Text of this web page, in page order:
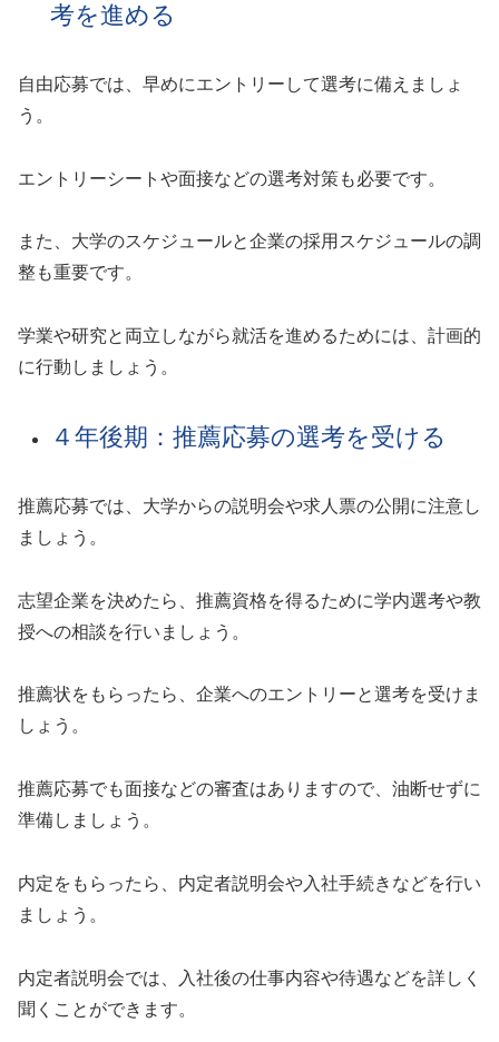
考を進める
自由応募では、早めにエントリーして選考に備えましょ
う。
エントリーシートや面接などの選考対策も必要です。
また、大学のスケジュールと企業の採用スケジュールの調
整も重要です。
学業や研究と両立しながら就活を進めるためには、計画的
に行動しましょう。
４年後期：推薦応募の選考を受ける
推薦応募では、大学からの説明会や求人票の公開に注意し
ましょう。
志望企業を決めたら、推薦資格を得るために学内選考や教
授への相談を行いましょう。
推薦状をもらったら、企業へのエントリーと選考を受けま
しょう。
推薦応募でも面接などの審査はありますので、油断せずに
準備しましょう。
内定をもらったら、内定者説明会や入社手続きなどを行い
ましょう。
内定者説明会では、入社後の仕事内容や待遇などを詳しく
聞くことができます。